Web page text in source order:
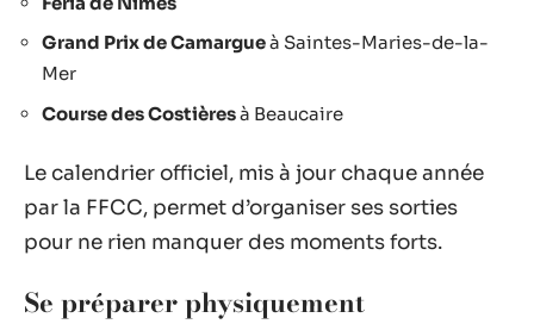
Grand Prix de Camargueà Saintes-Maries-de-la-
Mer
Course des Costièresà Beaucaire
Le calendrier officiel, mis à jour chaque année
par la FFCC, permet d’organiser ses sorties
pour ne rien manquer des moments forts.
Se préparer physiquement